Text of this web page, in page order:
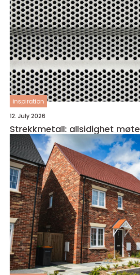
inspiration
12. July 2026
Strekkmetall: allsidighet